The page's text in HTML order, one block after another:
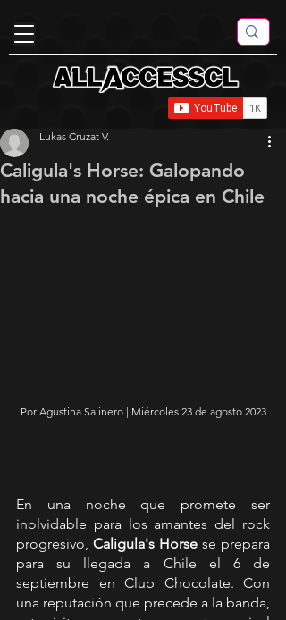
Caligula's Horse: Galopando
hacia una noche épica en Chile
Lukas Cruzat V.
Por Agustina Salinero | Miércoles 23 de agosto 2023
En una noche que promete ser
inolvidable para los amantes del rock
progresivo, Caligula's Horse se prepara
para su llegada a Chile el 6 de
septiembre en Club Chocolate. Con
una reputación que precede a la banda,